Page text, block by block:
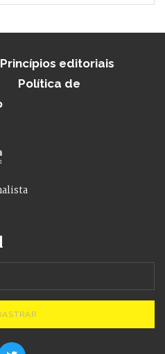
Princípios editoriais
Política de